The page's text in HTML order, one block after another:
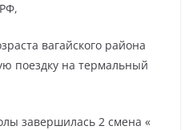
вагайского района
поездку на термальный
завершилась 2 смена «